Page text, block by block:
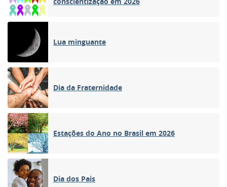
Lua minguante
Dia da Fraternidade
Estações do Ano no Brasil em 2026
Dia dos Pais